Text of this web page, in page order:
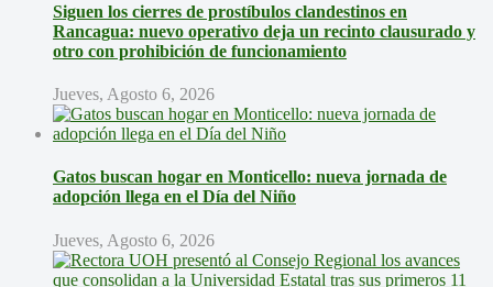
Siguen los cierres de prostíbulos clandestinos en
Rancagua: nuevo operativo deja un recinto clausurado y
otro con prohibición de funcionamiento
Jueves, Agosto 6, 2026
Gatos buscan hogar en Monticello: nueva jornada de
adopción llega en el Día del Niño
Jueves, Agosto 6, 2026